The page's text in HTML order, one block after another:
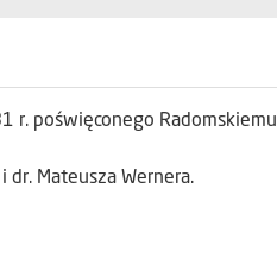
r. poświęconego Radomskiemu
Mateusza Wernera.